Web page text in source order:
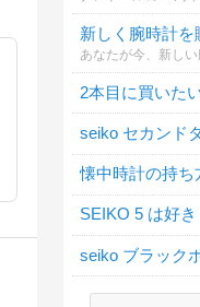
懐中時計の持ち
SEIKO 5 は好き
seiko ブラック